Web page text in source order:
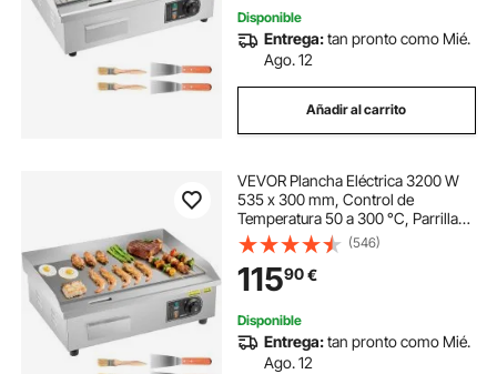
Disponible
Entrega:tan pronto como Mié.
Ago. 12
Añadir al carrito
VEVOR Plancha Eléctrica 3200 W
535 x 300 mm, Control de
Temperatura 50 a 300 °C, Parrilla
de Encimera de Acero Inoxidable
con Superficie Plana, 4
Almohadillas para los Pies, para
Carne y Panqueques
(546)
11590€
Disponible
Entrega:tan pronto como Mié.
Ago. 12